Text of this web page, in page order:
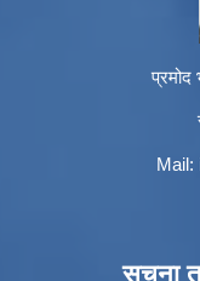
प्रमोद
Mail:
सूचना